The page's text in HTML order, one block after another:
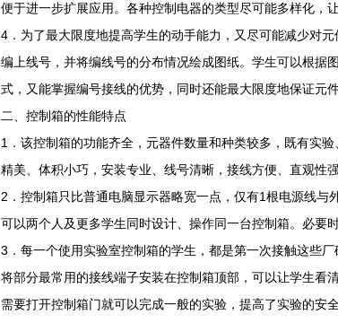
便于进一步扩展应用。各种控制电器的类型尽可能多样化，
4．为了最大限度地提高学生的动手能力，又尽可能减少对
编上线号，并将编线号的分布情况绘成图纸。学生可以根据
式，又能掌握编号接线的优势，同时还能最大限度地保证元件
二、控制箱的性能特点
1．该控制箱的功能齐全，元器件数量和种类较多，既有实
精美、体积小巧，安装专业、线号清晰，接线方便、直观性
2．控制箱只比普通电脑显示器略宽一点，仅有1根电源线
可以两个人及更多学生同时设计、操作同一台控制箱。必要
3．每一个使用实验室控制箱的学生，都是第一次接触这些
将部分最常用的接线端子安装在控制箱顶部，可以让学生看
需要打开控制箱门就可以完成一般的实验，提高了实验的安全